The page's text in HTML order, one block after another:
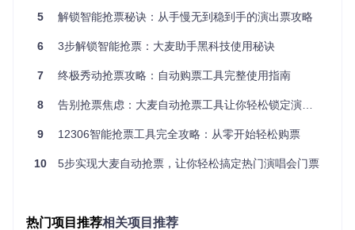
提前10分钟完成观演人信息确认
点击"预约抢票"并保持网络稳定
系统将在开票前30秒进入预热状态，开票瞬间自动完成选座、
确认订单流程，整个过程耗时不超过0.3秒，大幅超越人工操
作极限。
正常运行。
5 解锁智能抢票秘诀：从手慢无到稳到手的演出票攻略
6 3步解锁智能抢票：大麦助手黑科技使用秘诀
7 终极秀动抢票攻略：自动购票工具完整使用指南
8 告别抢票焦虑：大麦自动抢票工具让你轻松锁定演出门票
9 12306智能抢票工具完全攻略：从零开始轻松购票
10 5步实现大麦自动抢票，让你轻松搞定热门演唱会门票
热门项目推荐相关项目推荐